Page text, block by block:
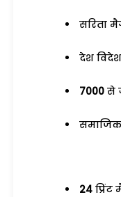
सरिता
देश
7000 से
24